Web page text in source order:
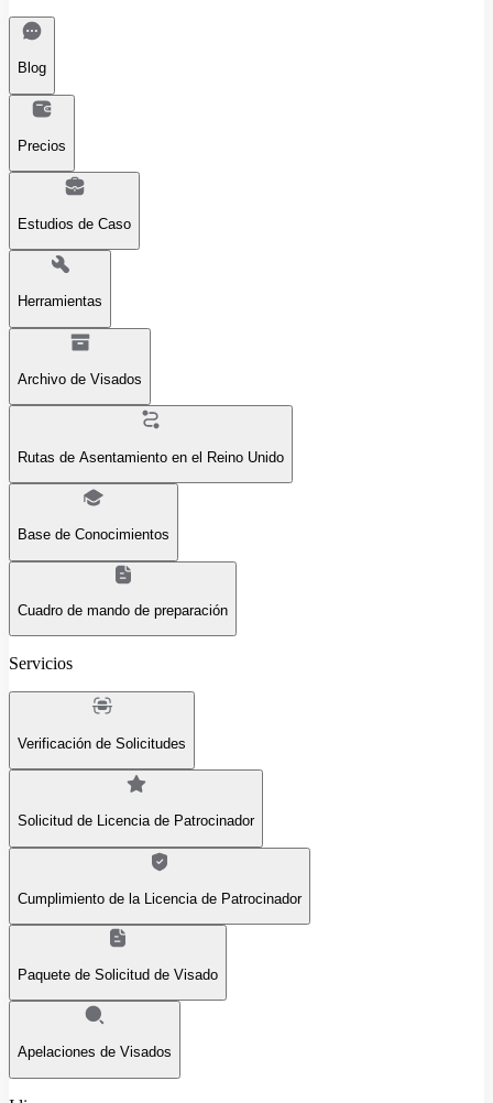
Blog
Precios
Estudios de Caso
Herramientas
Archivo de Visados
Rutas de Asentamiento en el Reino Unido
Base de Conocimientos
Cuadro de mando de preparación
Servicios
Verificación de Solicitudes
Solicitud de Licencia de Patrocinador
Cumplimiento de la Licencia de Patrocinador
Paquete de Solicitud de Visado
Apelaciones de Visados